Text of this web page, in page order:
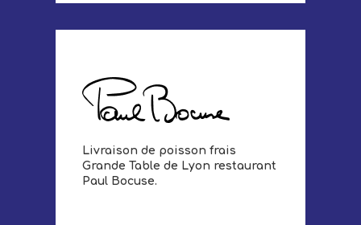
Livraison de poisson frais
Grande Table de Lyon restaurant
Paul Bocuse.